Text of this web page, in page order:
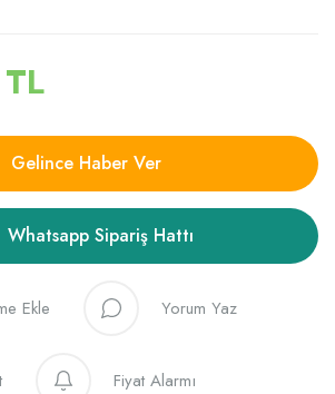
Gelince Haber Ver
Whatsapp Sipariş Hattı
Yorum Yaz
Fiyat Alarmı